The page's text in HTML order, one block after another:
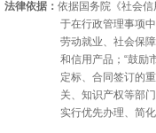
法律依据： 依据国务院《社会
于在行政管理事项中使用信
劳动就业、社会保障、科
和信用产品；“鼓励市场主
定标、合同签订的重要依据
关、知识产权等部门，在
实行优先办理、简化程序